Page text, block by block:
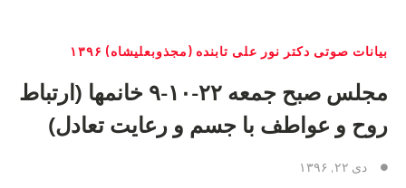
بیانات صوتی دکتر نور علی تابنده (مجذوبعلیشاه) ۱۳۹۶
مجلس صبح جمعه ۲۲-۱۰-۹ خانمها (ارتباط
روح و عواطف با جسم و رعایت تعادل)
دی ۲۲, ۱۳۹۶